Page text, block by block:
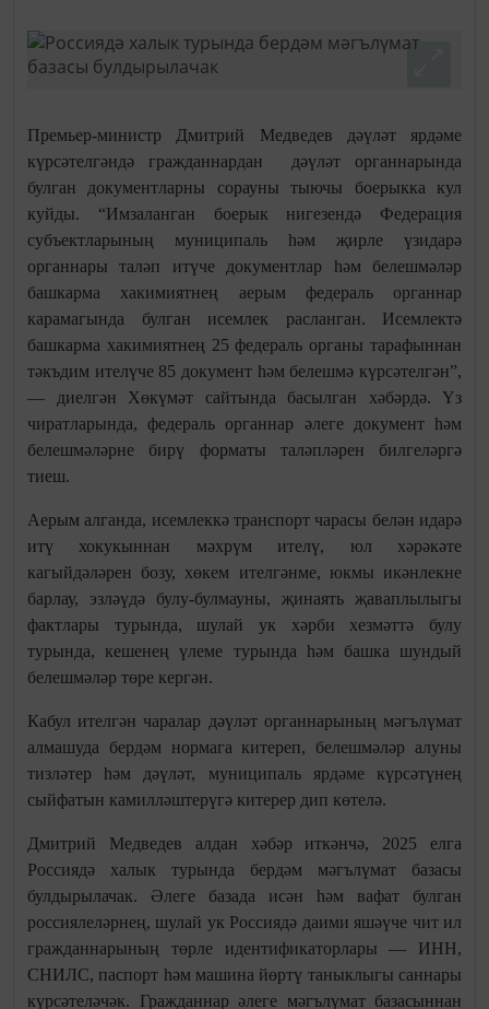
Премьер-министр Дмитрий Медведев дәүләт ярдәме
күрсәтелгәндә гражданнардан дәүләт органнарында
булган документларны сорауны тыючы боерыкка кул
куйды. “Имзаланган боерык нигезендә Федерация
субъектларының муниципаль һәм җирле үзидарә
органнары таләп итүче документлар һәм белешмәләр
башкарма хакимиятнең аерым федераль органнар
карамагында булган исемлек расланган. Исемлектә
башкарма хакимиятнең 25 федераль органы тарафыннан
тәкъдим ителүче 85 документ һәм белешмә күрсәтелгән”,
— диелгән Хөкүмәт сайтында басылган хәбәрдә. Үз
чиратларында, федераль органнар әлеге документ һәм
белешмәләрне бирү форматы таләпләрен билгеләргә
тиеш.
Аерым алганда, исемлеккә транспорт чарасы белән идарә
итү хокукыннан мәхрүм ителү, юл хәрәкәте
кагыйдәләрен бозу, хөкем ителгәнме, юкмы икәнлекне
барлау, эзләүдә булу-булмауны, җинаять җаваплылыгы
фактлары турында, шулай ук хәрби хезмәттә булу
турында, кешенең үлеме турында һәм башка шундый
белешмәләр төре кергән.
Кабул ителгән чаралар дәүләт органнарының мәгълүмат
алмашуда бердәм нормага китереп, белешмәләр алуны
тизләтер һәм дәүләт, муниципаль ярдәме күрсәтүнең
сыйфатын камилләштерүгә китерер дип көтелә.
Дмитрий Медведев алдан хәбәр иткәнчә, 2025 елга
Россиядә халык турында бердәм мәгълүмат базасы
булдырылачак. Әлеге базада исән һәм вафат булган
россиялеләрнең, шулай ук Россиядә даими яшәүче чит ил
гражданнарының төрле идентификаторлары — ИНН,
СНИЛС, паспорт һәм машина йөртү таныклыгы саннары
күрсәтеләчәк. Гражданнар әлеге мәгълүмат базасыннан